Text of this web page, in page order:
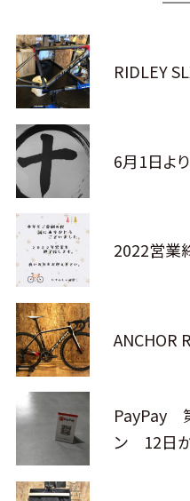
RIDLEY
6月1日よ
2022営業
ANCHOR
PayPay
ン 12日